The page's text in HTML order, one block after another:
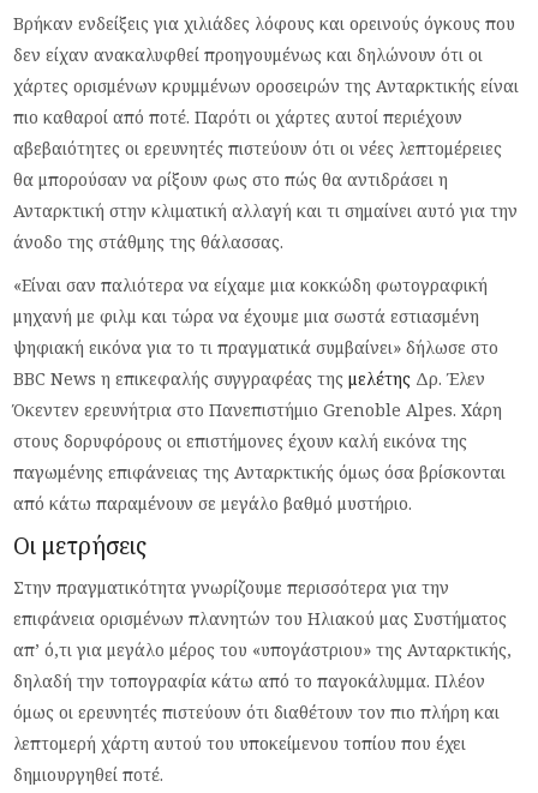
Βρήκαν ενδείξεις για χιλιάδες λόφους και ορεινούς όγκους που
δεν είχαν ανακαλυφθεί προηγουμένως και δηλώνουν ότι οι
χάρτες ορισμένων κρυμμένων οροσειρών της Ανταρκτικής είναι
πιο καθαροί από ποτέ. Παρότι οι χάρτες αυτοί περιέχουν
αβεβαιότητες οι ερευνητές πιστεύουν ότι οι νέες λεπτομέρειες
θα μπορούσαν να ρίξουν φως στο πώς θα αντιδράσει η
Ανταρκτική στην κλιματική αλλαγή και τι σημαίνει αυτό για την
άνοδο της στάθμης της θάλασσας.
«Είναι σαν παλιότερα να είχαμε μια κοκκώδη φωτογραφική
μηχανή με φιλμ και τώρα να έχουμε μια σωστά εστιασμένη
ψηφιακή εικόνα για το τι πραγματικά συμβαίνει» δήλωσε στο
BBC News η επικεφαλής συγγραφέας τηςμελέτης Δρ. Έλεν
Όκεντεν ερευνήτρια στο Πανεπιστήμιο Grenoble Alpes. Χάρη
στους δορυφόρους οι επιστήμονες έχουν καλή εικόνα της
παγωμένης επιφάνειας της Ανταρκτικής όμως όσα βρίσκονται
από κάτω παραμένουν σε μεγάλο βαθμό μυστήριο.
Οι μετρήσεις
Στην πραγματικότητα γνωρίζουμε περισσότερα για την
επιφάνεια ορισμένων πλανητών του Ηλιακού μας Συστήματος
απ’ ό,τι για μεγάλο μέρος του «υπογάστριου» της Ανταρκτικής,
δηλαδή την τοπογραφία κάτω από το παγοκάλυμμα. Πλέον
όμως οι ερευνητές πιστεύουν ότι διαθέτουν τον πιο πλήρη και
λεπτομερή χάρτη αυτού του υποκείμενου τοπίου που έχει
δημιουργηθεί ποτέ.